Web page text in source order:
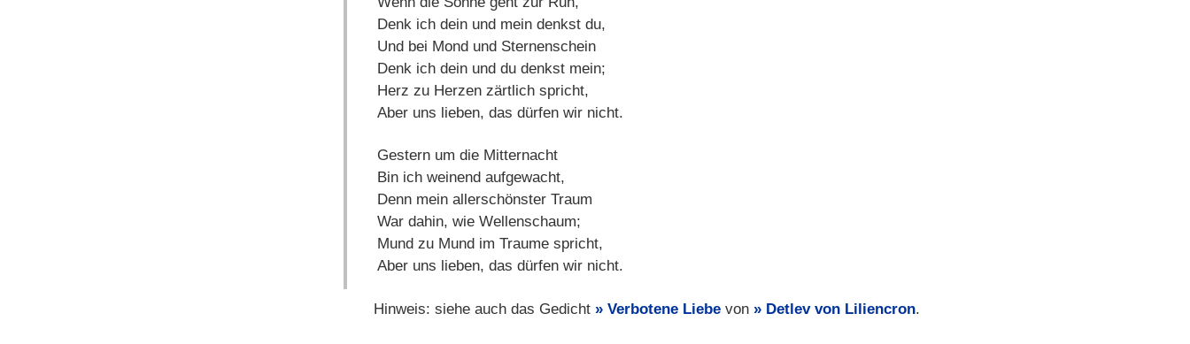
Denk ich dein und mein denkst du,
Und bei Mond und Sternenschein
Denk ich dein und du denkst mein;
Herz zu Herzen zärtlich spricht,
Aber uns lieben, das dürfen wir nicht.
Gestern um die Mitternacht
Bin ich weinend aufgewacht,
Denn mein allerschönster Traum
War dahin, wie Wellenschaum;
Mund zu Mund im Traume spricht,
Aber uns lieben, das dürfen wir nicht.
Hinweis: siehe auch das Gedicht Verbotene Liebevon Detlev von Liliencron.